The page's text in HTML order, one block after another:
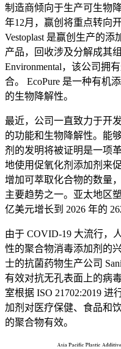
制造商倾向于生产可生物
年12月，赢创将重点转向
Vestoplast 是赢创生产的
产品，回收涉及分解成其
Environmental，该公司拥
合。 EcoPure 是一种有机
的生物降解性。
最近，公司一直致力于开
的功能和生物降解性。能
剂的发明将被证明是一项
地使用促氧化剂添加剂来
增加可萃取化合物的数量
主要趋势之一。亚太地区
亿美元增长到 2026 年的
由于 COVID-19 大流行，
性的聚合物消毒添加剂的
士的抗菌药物生产公司
有效对抗无孔表面上的病
室根据 ISO 21702:2019
加剂对医疗保健、食品和
的聚合物有效。